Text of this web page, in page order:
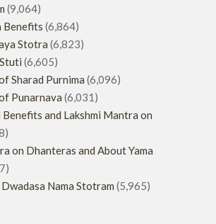
(9,064)
Benefits (6,864)
Stotra (6,823)
(6,605)
Sharad Purnima (6,096)
Punarnava (6,031)
and Lakshmi Mantra on
on Dhanteras and About Yama
Nama Stotram (5,965)